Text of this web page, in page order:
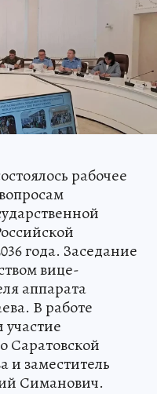
рабочее
года. Заседание
вице-
аппарата
В работе
Саратовской
и заместитель
Симанович.